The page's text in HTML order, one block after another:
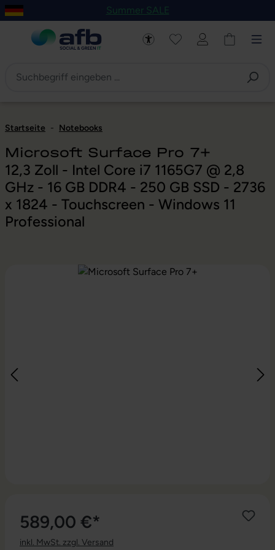
Hauptinhalt springen
Zur Navigation der B2B-Plattform springen
Summer SALE
Startseite - Notebooks
Microsoft Surface Pro 7+
12,3 Zoll - Intel Core i7 1165G7 @ 2,8
GHz - 16 GB DDR4 - 250 GB SSD - 2736
x 1824 - Touchscreen - Windows 11
Professional
Bildergalerie überspringen
589,00 €*
inkl. MwSt. zzgl. Versand